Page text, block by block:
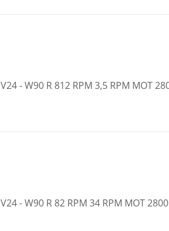
- W90 R 812 RPM 3,5 RPM MOT
- W90 R 82 RPM 34 RPM MOT